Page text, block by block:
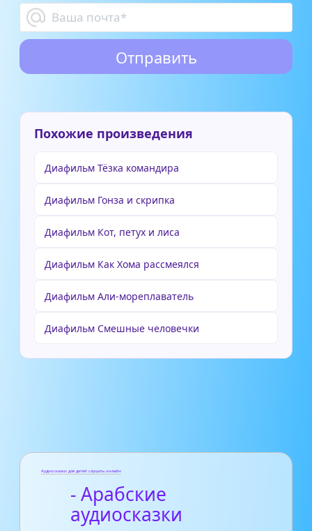
Похожие произведения
Диафильм Тёзка командира
Диафильм Гонза и скрипка
Диафильм Кот, петух и лиса
Диафильм Как Хома рассмеялся
Диафильм Али-мореплаватель
Диафильм Смешные человечки
Аудиосказки для детей слушать онлайн
- Арабские
аудиосказки